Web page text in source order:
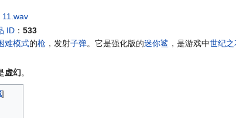
11.wav
ID ：533
难模式的枪 ，发射子弹。它是强化版的迷你鲨 ，是游戏中世纪之
虚幻。